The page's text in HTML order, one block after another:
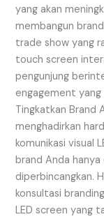
yang akan
membangun
trade show yang
touch screen
pengunjung
engagement
Tingkatkan Brand
menghadirkan
komunikasi visual
brand Anda
diperbincangkan.
konsultasi
LED screen yang